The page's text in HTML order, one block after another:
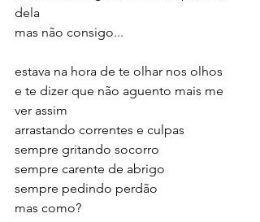
dela
mas não consigo...
estava na hora de te olhar nos olhos
e te dizer que não aguento mais me
ver assim
arrastando correntes e culpas
sempre gritando socorro
sempre carente de abrigo
sempre pedindo perdão
mas como?